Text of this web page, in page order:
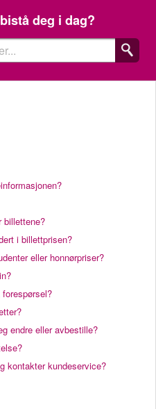
deg i dag?
billettene?
i billettprisen?
eller honnørpriser?
endre eller avbestille?
kontakter kundeservice?